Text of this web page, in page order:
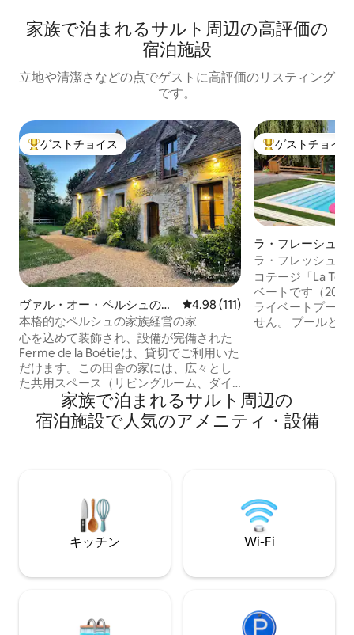
家族で泊まれるサルト周⁠辺⁠の高⁠評⁠価⁠の
宿⁠泊⁠施⁠設
立地や清潔さなどの点でゲストに高評価のリスティング
です。
大好評のゲストチョイスです。
ゲストチョイス
ヴァル・オー・ペルシュのコ
テージ
レビュー111件、5つ星中4.98つ
4.98 (111)
本格的なペルシュの家族経営の家
心を込めて装飾され、設備が完備された
Ferme de la Boétieは、貸切でご利用いた
だけます。この田舎の家には、広々とし
た共用スペース（リビングルーム、ダイ
ニングルーム、テレビルーム）、寝室4
室、バスルーム3室があります。屋外で
は、庭園と牧草地をお楽しみください。
ただけます。 収容人数：大人9名、子供1
名、乳幼児3名（ご要望に応じてエキスト
ラベッド1台とベビーベッド3台をご用意
いたします）。
大好評のゲスト
ゲストチョイス
ラ・フレーシュの
ラ・フレッシュ
Terrasse du Loir
コテージ「La
ベートです（
ライベートプール
せん。 プールと伸縮式カバーは2022年に
見渡せる115m2の
なテラス。動物園
の収容人数は12名
家⁠族⁠で泊⁠ま⁠れ⁠るサルト周⁠辺⁠の
宿⁠泊⁠施⁠設⁠で人⁠気⁠のア⁠メ⁠ニ⁠テ⁠ィ・設⁠備
キッチン Wi-Fi